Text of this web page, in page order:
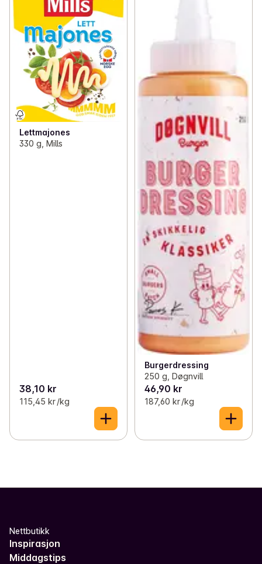
Lettmajones
330 g, Mills
38,10 kr
115,45 kr /kg
Burgerdressing
250 g, Døgnvill
46,90 kr
187,60 kr /kg
Nettbutikk
Inspirasjon
Middagstips